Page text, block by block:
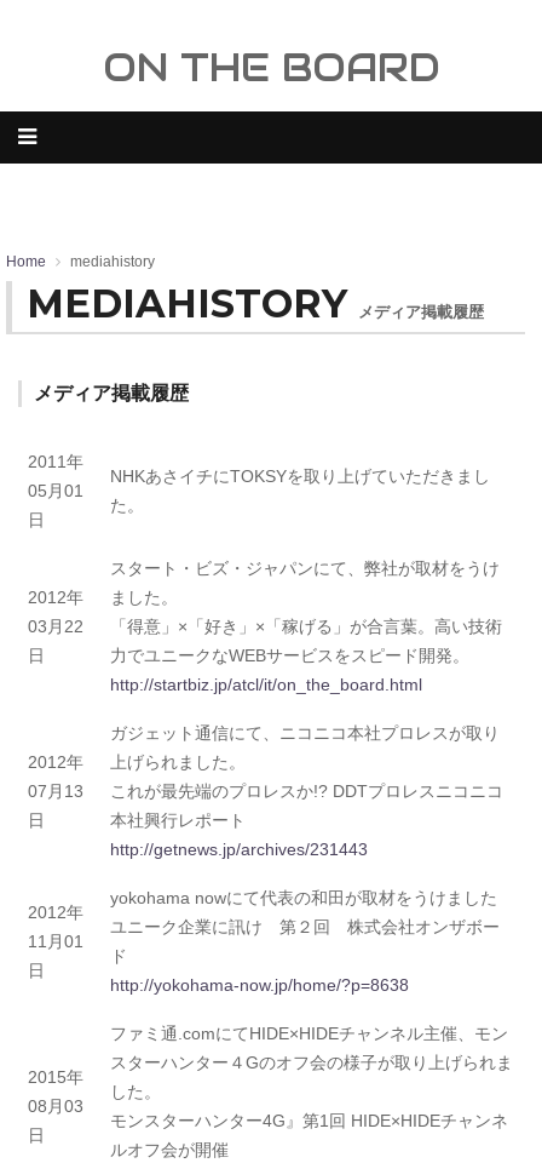
ON THE BOARD
Home mediahistory
MEDIAHISTORY メディア掲載履歴
メディア掲載履歴
2011年
05月01
日
NHKあさイチにTOKSYを取り上げていただきまし
た。
2012年
03月22
日
スタート・ビズ・ジャパンにて、弊社が取材をうけ
ました。
「得意」×「好き」×「稼げる」が合言葉。高い技術
力でユニークなWEBサービスをスピード開発。
http://startbiz.jp/atcl/it/on_the_board.html
2012年
07月13
日
ガジェット通信にて、ニコニコ本社プロレスが取り
上げられました。
これが最先端のプロレスか!? DDTプロレスニコニコ
本社興行レポート
http://getnews.jp/archives/231443
2012年
11月01
日
yokohama nowにて代表の和田が取材をうけました
ユニーク企業に訊け 第２回 株式会社オンザボー
ド
http://yokohama-now.jp/home/?p=8638
2015年
08月03
日
ファミ通.comにてHIDE×HIDEチャンネル主催、モン
スターハンター４Gのオフ会の様子が取り上げられま
した。
モンスターハンター4G』第1回 HIDE×HIDEチャンネ
ルオフ会が開催